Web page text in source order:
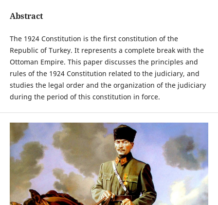
Abstract
The 1924 Constitution is the first constitution of the
Republic of Turkey. It represents a complete break with the
Ottoman Empire. This paper discusses the principles and
rules of the 1924 Constitution related to the judiciary, and
studies the legal order and the organization of the judiciary
during the period of this constitution in force.